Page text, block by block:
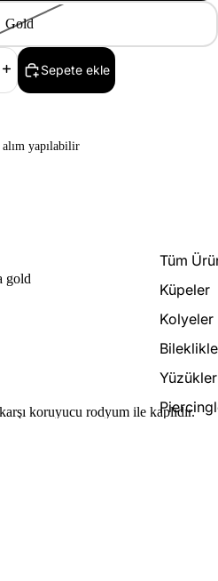
Tüm
Küpeler
Kolyeler
Yüzükler
Gold
Sepete ekle
yapılabilir
gold
koruyucu rodyum ile kaplıdır.